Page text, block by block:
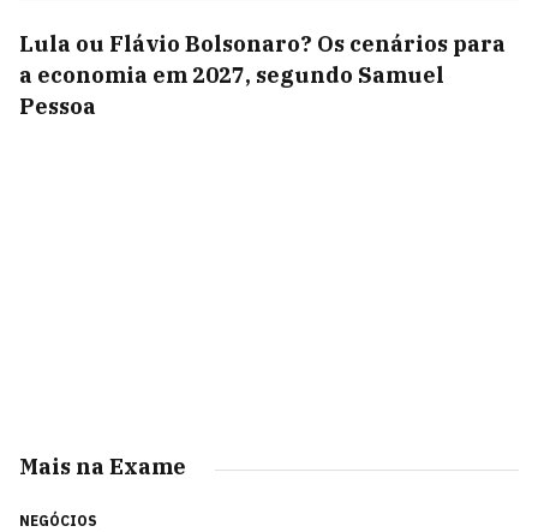
Lula ou Flávio Bolsonaro? Os cenários para
a economia em 2027, segundo Samuel
Pessoa
Mais na Exame
NEGÓCIOS